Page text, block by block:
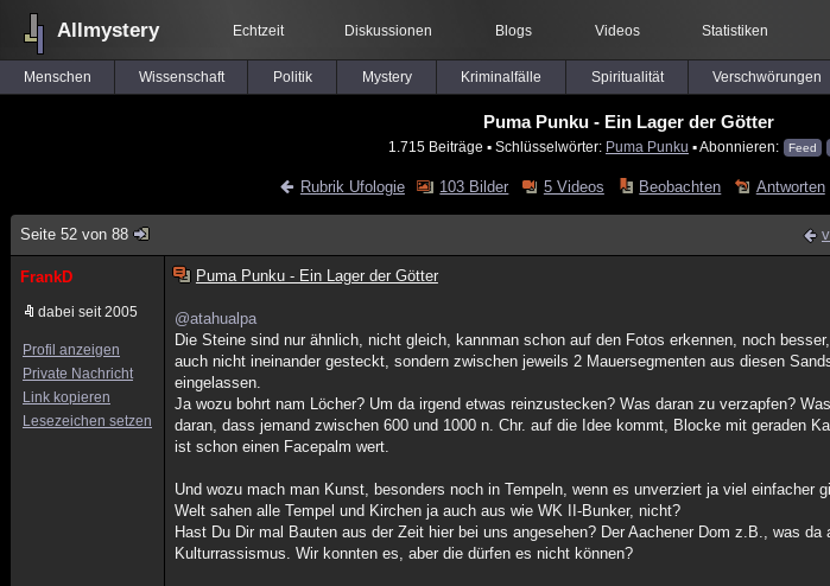
Allmystery Echtzeit Diskussionen Blogs Videos Statistiken
Menschen Wissenschaft Politik Mystery Kriminalfälle Spiritualität Verschwörungen
Puma Punku - Ein Lager der Götter
1.715 Beiträge ▪ Schlüsselwörter: Puma Punku ▪ Abonnieren: Feed
Rubrik Ufologie 103 Bilder 5 Videos Beobachten Antworten
Seite 52 von 88
FrankD
dabei seit 2005
Profil anzeigen
Private Nachricht
Link kopieren
Lesezeichen setzen
Puma Punku - Ein Lager der Götter
@atahualpa
Die Steine sind nur ähnlich, nicht gleich, kannman schon auf den Fotos erkennen, noch
auch nicht ineinander gesteckt, sondern zwischen jeweils 2 Mauersegmenten aus diesen
eingelassen.
Ja wozu bohrt nam Löcher? Um da irgend etwas reinzustecken? Was daran zu verzapfen?
daran, dass jemand zwischen 600 und 1000 n. Chr. auf die Idee kommt, Blocke mit geraden
ist schon einen Facepalm wert.
Und wozu mach man Kunst, besonders noch in Tempeln, wenn es unverziert ja viel einfacher
Welt sahen alle Tempel und Kirchen ja auch aus wie WK II-Bunker, nicht?
Hast Du Dir mal Bauten aus der Zeit hier bei uns angesehen? Der Aachener Dom z.B., was
Kulturrassismus. Wir konnten es, aber die dürfen es nicht können?